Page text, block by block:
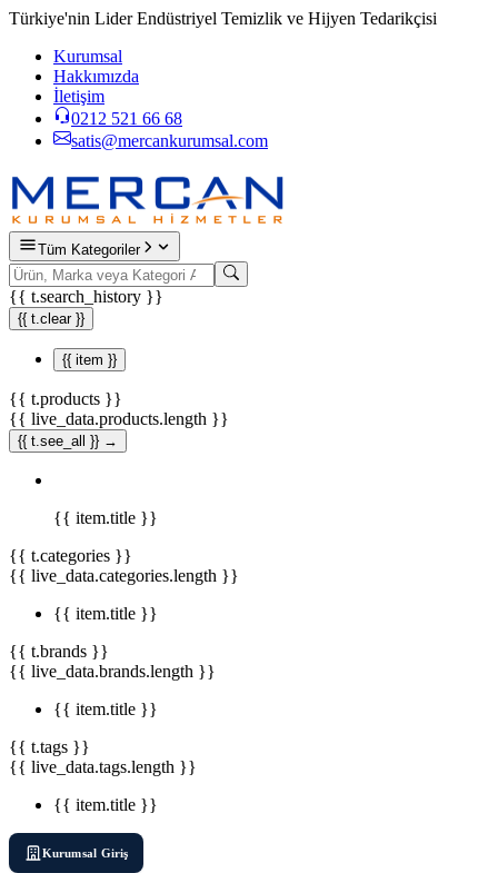
Türkiye'nin Lider Endüstriyel Temizlik ve Hijyen Tedarikçisi
Kurumsal
Hakkımızda
İletişim
0212 521 66 68
satis@mercankurumsal.com
Tüm Kategoriler
{{ t.search_history }}
{{ t.clear }}
{{ item }}
{{ t.products }}
{{ live_data.products.length }}
{{ t.see_all }} →
{{ item.title }}
{{ t.categories }}
{{ live_data.categories.length }}
{{ item.title }}
{{ t.brands }}
{{ live_data.brands.length }}
{{ item.title }}
{{ t.tags }}
{{ live_data.tags.length }}
{{ item.title }}
Kurumsal Giriş